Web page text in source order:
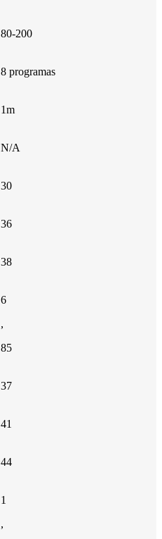
80-200
8 programas
1m
N/A
30
36
38
6
,
85
37
41
44
1
,